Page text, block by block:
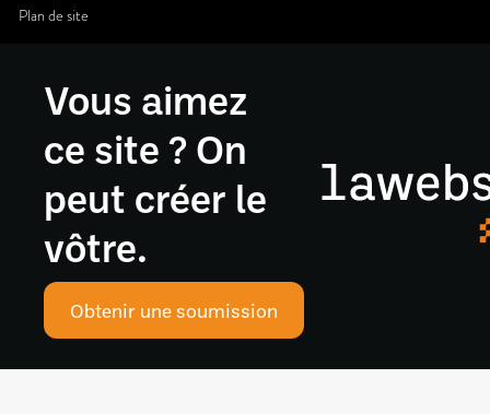
Plan de site
Vous aimez
ce site ? On
peut créer le
vôtre.
Obtenir une soumission